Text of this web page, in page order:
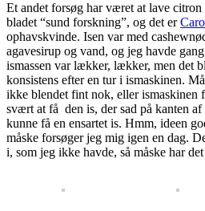
Et andet forsøg har været at lave
bladet “sund forskning”, og det er
ophavskvinde. Isen var med
agavesirup og vand, og jeg havde
ismassen var lækker, lækker, men det
konsistens efter en tur i ismaskinen.
ikke blendet fint nok, eller ismaskinen
svært at få den is, der sad på kanten af
kunne få en ensartet is. Hmm, ideen
måske forsøger jeg mig igen en dag.
i, som jeg ikke havde, så måske har